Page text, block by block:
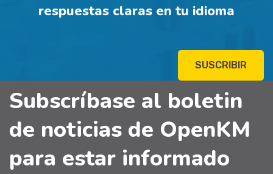
respuestas claras en tu idioma
SUSCRIBIR
Subscríbase al boletin
de noticias de OpenKM
para estar informado